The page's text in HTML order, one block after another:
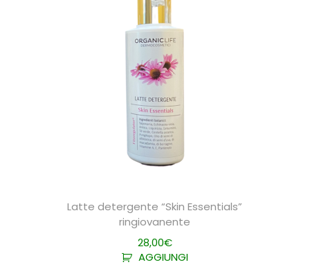
Latte detergente “Skin Essentials”
ringiovanente
28,00€
AGGIUNGI